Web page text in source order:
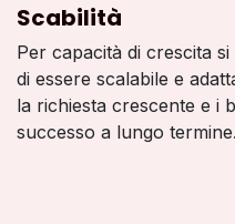
Scabilità
Per capacità di crescita
di essere scalabile e
la richiesta crescente e i
successo a lungo termine.